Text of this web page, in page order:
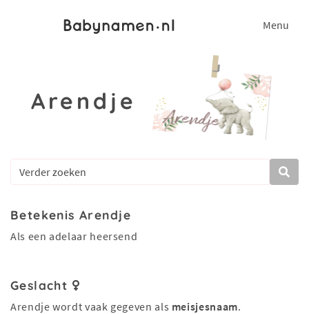
Menu
Arendje
Betekenis Arendje
Als een adelaar heersend
Geslacht
Arendje wordt vaak gegeven als meisjesnaam.